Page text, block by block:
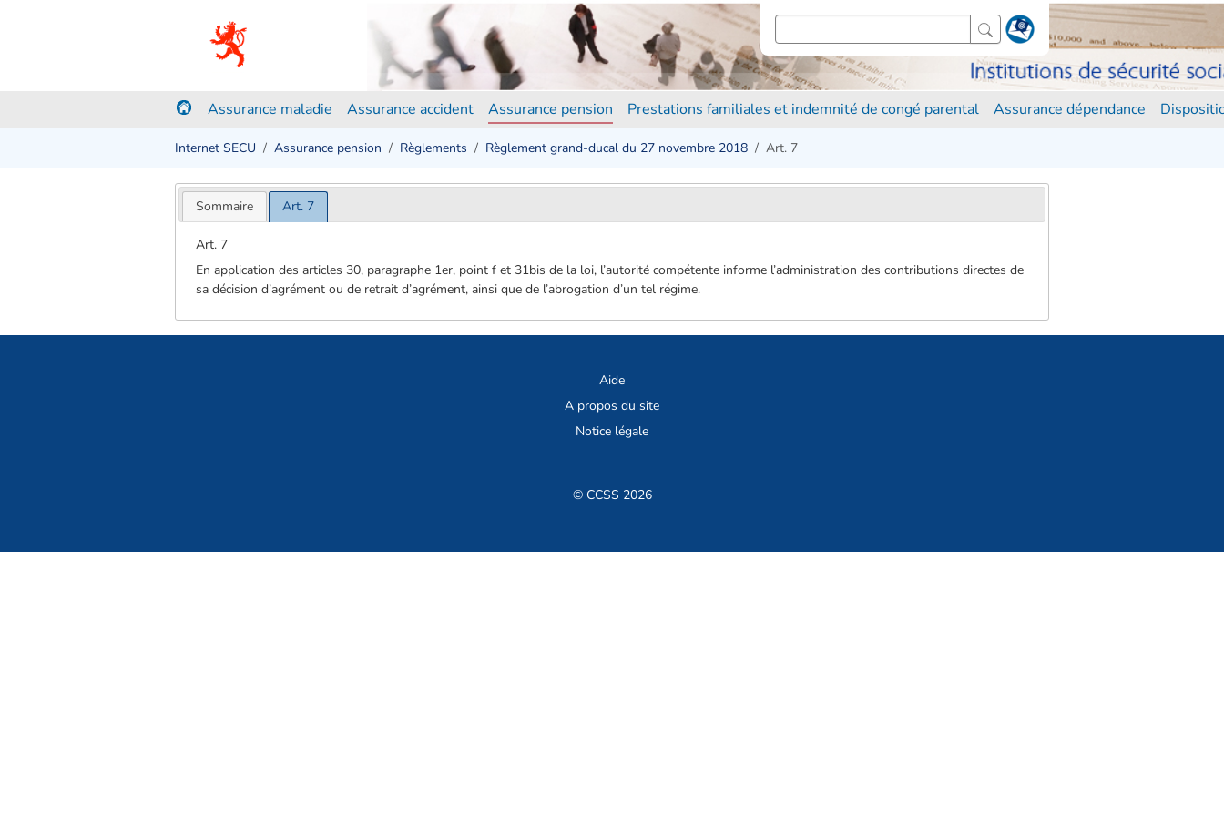
Assurance maladie Assurance accident Assurance pension Prestations familiales et indemnité de congé parental Assurance dépendance
Internet SECU Assurance pension Règlements Règlement grand-ducal du 27 novembre 2018 Art. 7
Sommaire Art. 7
Art. 7
En application des articles 30, paragraphe 1er, point f et 31bis de la loi, l’autorité compétente informe l’administration des contributions directes de
sa décision d’agrément ou de retrait d’agrément, ainsi que de l’abrogation d’un tel régime.
Aide
A propos du site
Notice légale
© CCSS 2026